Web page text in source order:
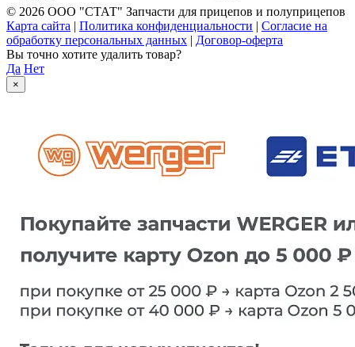
© 2026 ООО "СТАТ" Запчасти для прицепов и полуприцепов
Карта сайта | Политика конфиденциальности | Согласие на
обработку персональных данных | Договор-оферта
Вы точно хотите удалить товар?
Да Нет
×